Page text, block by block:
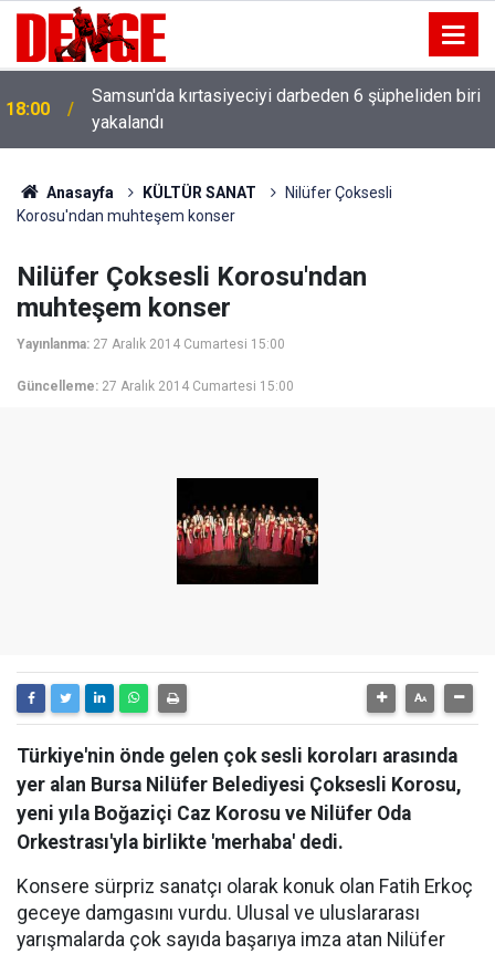
16:28 Koruma altındaki kum zambakları görüntülendi
Anasayfa KÜLTÜR SANAT
Nilüfer Çoksesli
Korosu'ndan muhteşem konser
Nilüfer Çoksesli Korosu'ndan
muhteşem konser
Yayınlanma: 27 Aralık 2014 Cumartesi 15:00
Güncelleme: 27 Aralık 2014 Cumartesi 15:00
Türkiye'nin önde gelen çok sesli koroları arasında
yer alan Bursa Nilüfer Belediyesi Çoksesli Korosu,
yeni yıla Boğaziçi Caz Korosu ve Nilüfer Oda
Orkestrası'yla birlikte 'merhaba' dedi.
Konsere sürpriz sanatçı olarak konuk olan Fatih Erkoç
geceye damgasını vurdu. Ulusal ve uluslararası
yarışmalarda çok sayıda başarıya imza atan Nilüfer